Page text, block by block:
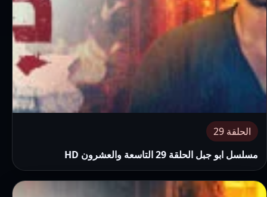
الحلقة 29
مسلسل ابو جبل الحلقة 29 التاسعة والعشرون HD